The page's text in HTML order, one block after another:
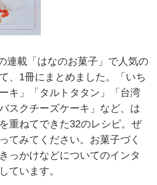
連載「はなのお菓子」で人気の
、1冊にまとめました。「いち
キ」「タルトタタン」「台湾
スクチーズケーキ」など、は
重ねてできた32のレシピ。ぜ
てみてください。お菓子づく
っかけなどについてのインタ
ています。